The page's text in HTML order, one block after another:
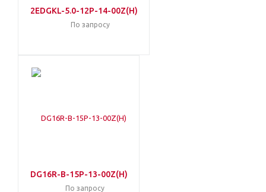
2EDGKL-5.0-12P-14-00Z(H)
По запросу
DG16R-B-15P-13-00Z(H)
По запросу